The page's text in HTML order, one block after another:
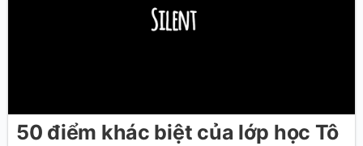
50 điểm khác biệt của lớp học Tô